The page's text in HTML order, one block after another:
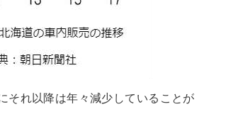
それ以降は年々減少していることが